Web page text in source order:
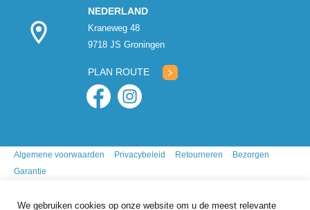
We gebruiken cookies op onze website om u de meest relevante
NEDERLAND
Kraneweg 48
9718 JS Groningen
PLAN ROUTE
Algemene voorwaarden Privacybeleid Retourneren
Bezorgen
Garantie